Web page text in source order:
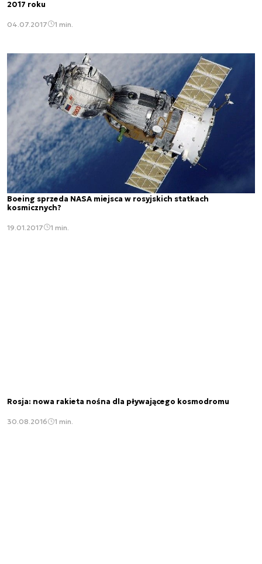
2017 roku
04.07.2017 1 min.
Boeing sprzeda NASA miejsca w rosyjskich statkach
kosmicznych?
19.01.2017 1 min.
Rosja: nowa rakieta nośna dla pływającego kosmodromu
30.08.2016 1 min.